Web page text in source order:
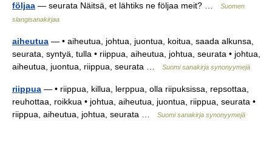
följaa — seurata Näitsä, et lähtiks ne följaa meit? …
Suomen
slangisanakirjaa
aiheutua — • aiheutua, johtua, juontua, koitua, saada alkunsa,
seurata, syntyä, tulla • riippua, aiheutua, johtua, seurata • johtua,
aiheutua, juontua, riippua, seurata …
Suomi sanakirja synonyymejä
riippua — • riippua, killua, lerppua, olla riipuksissa, repsottaa,
reuhottaa, roikkua • johtua, aiheutua, juontua, riippua, seurata •
riippua, aiheutua, johtua, seurata …
Suomi sanakirja synonyymejä